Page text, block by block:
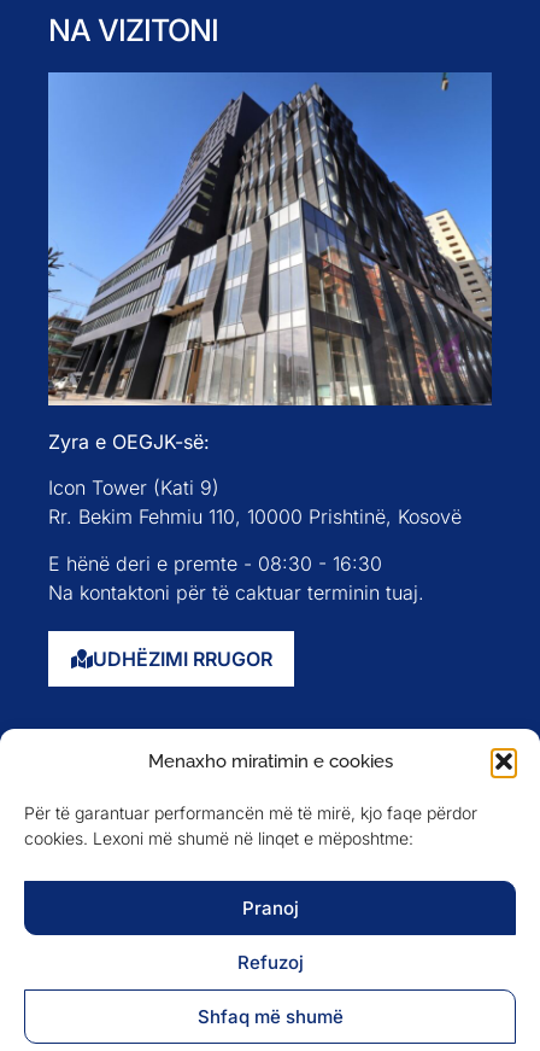
Menaxho miratimin e cookies
Për të garantuar performancën më të mirë, kjo faqe përdor
cookies. Lexoni më shumë në linqet e mëposhtme:
Pranoj
Refuzoj
Shfaq më shumë
NA VIZITONI
Zyra e OEGJK-së:
Icon Tower (Kati 9)
Rr. Bekim Fehmiu 110, 10000 Prishtinë, Kosovë
E hënë deri e premte - 08:30 - 16:30
Na kontaktoni për të caktuar terminin tuaj.
UDHËZIMI RRUGOR
Evente
Anëtarët
Newsletter